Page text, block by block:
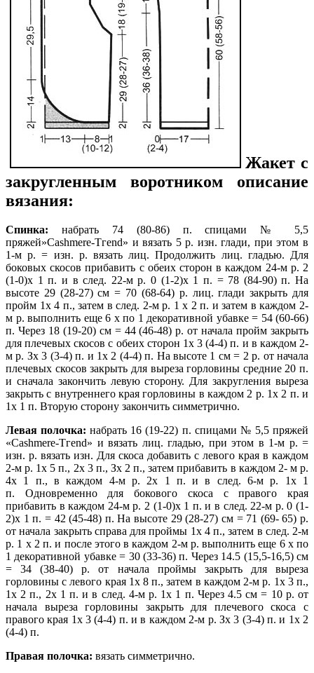
Жакет с
закругленным воротником описание
вязания:
Спинка: набрать 74 (80-86) п. спица­ми № 5,5
пряжей»Саshmere-Тгеnd» и вязать 5 р. изн. глади, при этом в
1-м р. = изн. р. вязать лиц. Продолжить лиц. гладью. Для
боковых скосов прибавить с обеих сторон в каждом 24-м р. 2
(1-0)х 1 п. и в след. 22-м р. 0 (1-2)х 1 п. = 78 (84-90) п. На
высоте 29 (28-27) см = 70 (68-64) р. лиц. глади закрыть для
пройм 1х 4 п., затем в след. 2-м р. 1 х 2 п. и затем в каждом 2-
м р. выполнить еще 6 х по 1 декоративной убавке = 54 (60-66)
п. Через 18 (19-20) см = 44 (46-48) р. от начала пройм закрыть
для плечевых скосов с обеих сторон 1х 3 (4-4) п. и в каждом 2-
м р. Зх 3 (3-4) п. и 1х 2 (4-4) п. На высоте 1 см = 2 р. от начала
плечевых скосов закрыть для выреза горловины средние 20 п.
и сначала закончить левую сторону. Для закругления выреза
закрыть с внутреннего края горловины в каждом 2 р. 1х 2 п. и
1х 1 п. Вторую сторону закончить симметрично.
Левая полочка: набрать 16 (19-22) п. спицами № 5,5 пряжей
«Саshmere-Тгеnd» и вязать лиц. гладью, при этом в 1-м р. =
изн. р. вязать изн. Для скоса добавить с левого края в каждом
2-м р. 1х 5 п., 2х 3 п., Зх 2 п., затем прибавить в каждом 2- м р.
4х 1 п., в каждом 4-м р. 2х 1 п. и в след. 6-м р. 1х 1
п. Одновременно для бокового скоса с правого края
прибавить в каждом 24-м р. 2 (1-0)х 1 п. и в след. 22-м р. 0 (1-
2)х 1 п. = 42 (45-48) п. На высоте 29 (28-27) см = 71 (69- 65) р.
от начала закрыть справа для проймы 1х 4 п., затем в след. 2-м
р. 1 х 2 п. и после этого в каждом 2-м р. выполнить еще 6 х по
1 декоративной убавке = 30 (33-36) п. Через 14.5 (15,5-16,5) см
= 34 (38-40) р. от начала проймы закрыть для выреза
горловины с левого края 1х 8 п., затем в каждом 2-м р. 1х 3 п.,
1х 2 п., 2х 1 п. и в след. 4-м р. 1х 1 п. Через 4.5 см = 10 р. от
начала выреза горловины закрыть для плечевого скоса с
правого края 1х 3 (4-4) п. и в каждом 2-м р. Зх 3 (3-4) п. и 1х 2
(4-4) п.
Правая полочка: вязать симме­трично.